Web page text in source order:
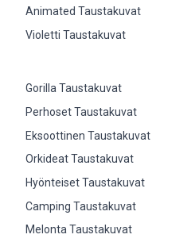
Animated Taustakuvat
Violetti Taustakuvat
Gorilla Taustakuvat
Perhoset Taustakuvat
Eksoottinen Taustakuvat
Orkideat Taustakuvat
Hyönteiset Taustakuvat
Camping Taustakuvat
Melonta Taustakuvat